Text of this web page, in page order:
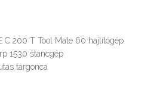
C 200 T Tool Mate 60 hajlítógép
1530 stancgép
targonca